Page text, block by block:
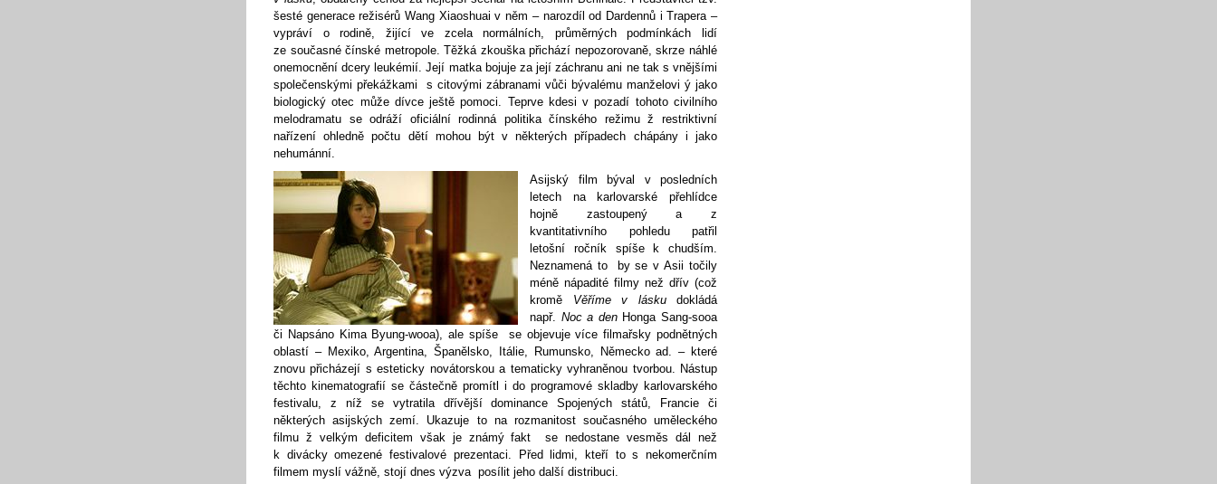
šesté generace režisérů Wang Xiaoshuai v něm – narozdíl od Dardennů i Trapera –
vypráví o rodině, žijící ve zcela normálních, průměrných podmínkách lidí
ze současné čínské metropole. Těžká zkouška přichází nepozorovaně, skrze náhlé
onemocnění dcery leukémií. Její matka bojuje za její záchranu ani ne tak s vnějšími
společenskými překážkami s citovými zábranami vůči bývalému manželovi ý jako
biologický otec může dívce ještě pomoci. Teprve kdesi v pozadí tohoto civilního
melodramatu se odráží oficiální rodinná politika čínského režimu ž restriktivní
nařízení ohledně počtu dětí mohou být v některých případech chápány i jako
nehumánní.
Asijský film býval v posledních
letech na karlovarské přehlídce
hojně zastoupený a z
kvantitativního pohledu patřil
letošní ročník spíše k chudším.
Neznamená to by se v Asii točily
méně nápadité filmy než dřív (což
kromě Věříme v láskudokládá
např. Noc a denHonga Sang-sooa
či Napsáno Kima Byung-wooa), ale spíše se objevuje více filmařsky podnětných
oblastí – Mexiko, Argentina, Španělsko, Itálie, Rumunsko, Německo ad. – které
znovu přicházejí s esteticky novátorskou a tematicky vyhraněnou tvorbou. Nástup
těchto kinematografií se částečně promítl i do programové skladby karlovarského
festivalu, z níž se vytratila dřívější dominance Spojených států, Francie či
některých asijských zemí. Ukazuje to na rozmanitost současného uměleckého
filmu ž velkým deficitem však je známý fakt se nedostane vesměs dál než
k divácky omezené festivalové prezentaci. Před lidmi, kteří to s nekomerčním
filmem myslí vážně, stojí dnes výzva posílit jeho další distribuci.